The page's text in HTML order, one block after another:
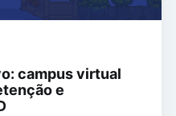
campus virtual
e